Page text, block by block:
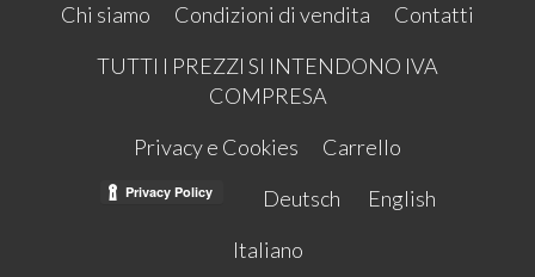
Chi siamo Condizioni di vendita
Contatti
TUTTI I PREZZI SI INTENDONO IVA
COMPRESA
Privacy e Cookies
Carrello
Deutsch
English
Italiano